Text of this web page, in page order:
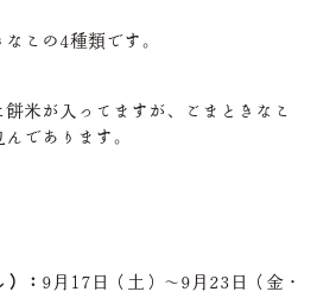
この4種類です。
米が入ってますが、ごまときなこ
であります。
： 9月17日（土）～9月23日（金・